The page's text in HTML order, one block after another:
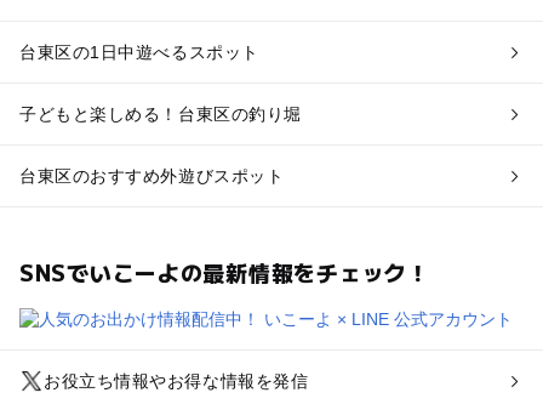
台東区の1日中遊べるスポット
子どもと楽しめる！台東区の釣り堀
台東区のおすすめ外遊びスポット
SNSでいこーよの最新情報をチェック！
お役立ち情報やお得な情報を発信